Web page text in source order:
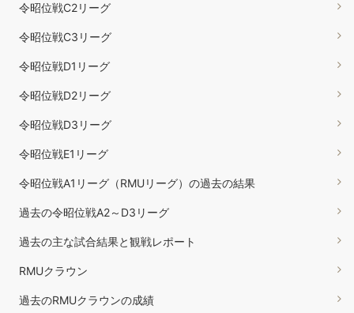
令昭位戦C2リーグ
令昭位戦C3リーグ
令昭位戦D1リーグ
令昭位戦D2リーグ
令昭位戦D3リーグ
令昭位戦E1リーグ
令昭位戦A1リーグ（RMUリーグ）の過去の結果
過去の令昭位戦A2～D3リーグ
過去の主な試合結果と観戦レポート
RMUクラウン
過去のRMUクラウンの成績